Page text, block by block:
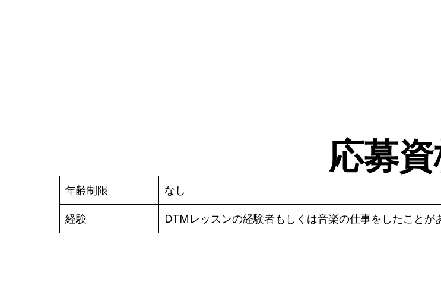
応募
年齢制限 なし
経験 DTMレッスンの経験者もしくは音楽の仕事をしたことが